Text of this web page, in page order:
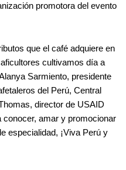
promotora del evento
que el café adquiere en
cultivamos día a
Sarmiento, presidente
del Perú, Central
director de USAID
conocer, amar y promocionar
especialidad, ¡Viva Perú y